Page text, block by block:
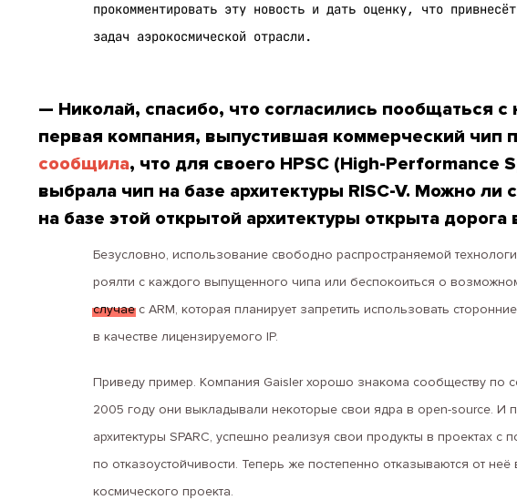
прокомментировать эту новость и дать оценку, что
задач аэрокосмической отрасли.
— Николай, спасибо, что согласились пообщаться с
первая компания, выпустившая коммерческий чип
сообщила, что для своего HPSC (High-Performance
выбрала чип на базе архитектуры RISC-V. Можно ли
на базе этой открытой архитектуры открыта дорога
Безусловно, использование свободно распространяемой
роялти с каждого выпущенного чипа или беспокоиться о
случаес ARM, которая планирует запретить использовать
в качестве лицензируемого IP.
Приведу пример. Компания Gaisler хорошо знакома сообществу по
2005 году они выкладывали некоторые свои ядра в open-source. И
архитектуры SPARC, успешно реализуя свои продукты в проектах
по отказоустойчивости. Теперь же постепенно отказываются от
космического проекта.